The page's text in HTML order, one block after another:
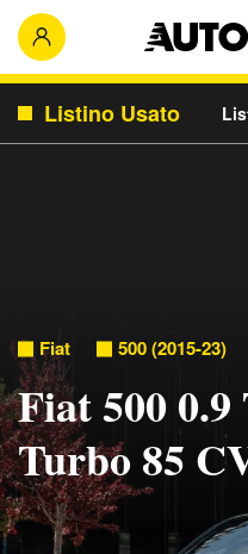
Listino Usato
Fiat 500 (2015-23)
Fiat 500
Turbo 85